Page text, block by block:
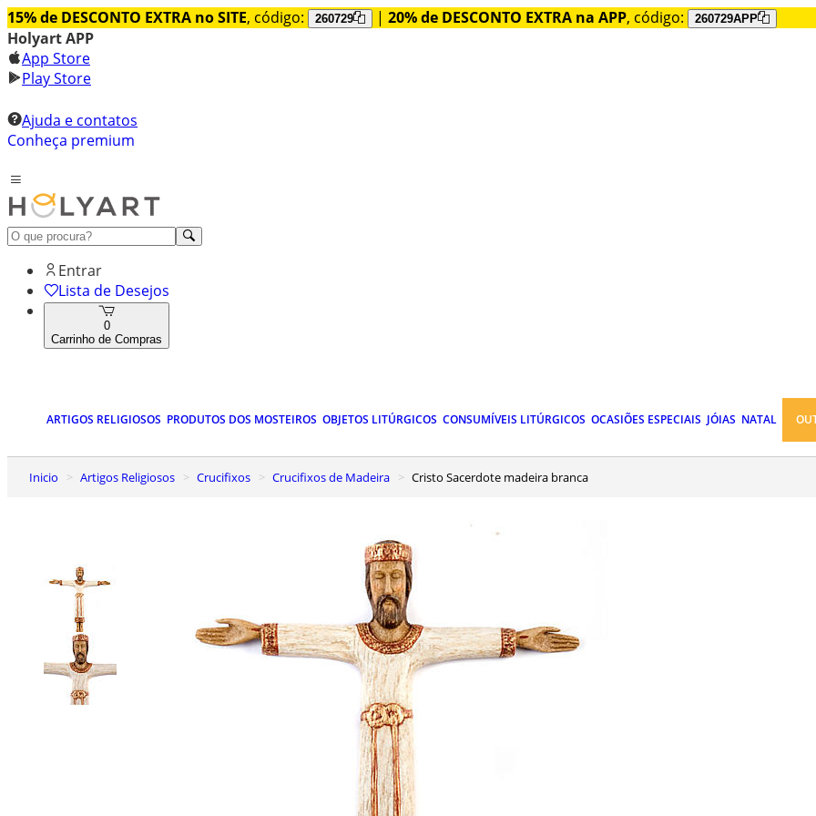
15% de DESCONTO EXTRA no SITE, código: 260729 | 20% de DESCONTO EXTRA na APP, código: 260729APP
Holyart APP
App Store
Play Store
Ajuda e contatos
Conheça premium
Entrar
Lista de Desejos
0
Carrinho de Compras
ARTIGOS RELIGIOSOS PRODUTOS DOS MOSTEIROS OBJETOS LITÚRGICOS CONSUMÍVEIS LITÚRGICOS OCASIÕES ESPECIAIS JÓIAS NATAL
Inicio Artigos Religiosos Crucifixos Crucifixos de Madeira Cristo Sacerdote madeira branca